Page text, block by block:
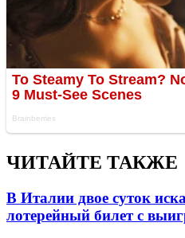
ЧИТАЙТЕ ТАКЖЕ
В Италии двое суток
лотерейный билет с